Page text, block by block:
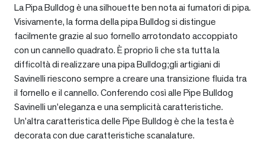
La Pipa Bulldog è una silhouette ben nota ai fumatori di pipa.
Visivamente, la forma della pipa Bulldog si distingue
facilmente grazie al suo fornello arrotondato accoppiato
con un cannello quadrato. È proprio lì che sta tutta la
difficoltà di realizzare una pipa Bulldog;gli artigiani di
Savinelli riescono sempre a creare una transizione fluida tra
il fornello e il cannello. Conferendo così alle Pipe Bulldog
Savinelli un’eleganza e una semplicità caratteristiche.
Un’altra caratteristica delle Pipe Bulldog è che la testa è
decorata con due caratteristiche scanalature.